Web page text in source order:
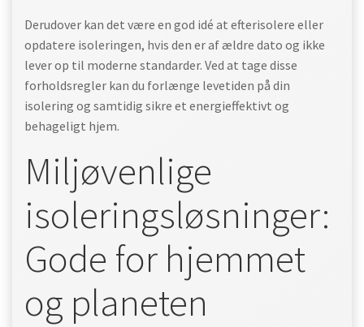
Derudover kan det være en god idé at efterisolere eller
opdatere isoleringen, hvis den er af ældre dato og ikke
lever op til moderne standarder. Ved at tage disse
forholdsregler kan du forlænge levetiden på din
isolering og samtidig sikre et energieffektivt og
behageligt hjem.
Miljøvenlige
isoleringsløsninger:
Gode for hjemmet
og planeten